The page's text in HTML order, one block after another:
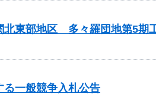
北東部地区 多々羅団地第5
一般競争入札公告